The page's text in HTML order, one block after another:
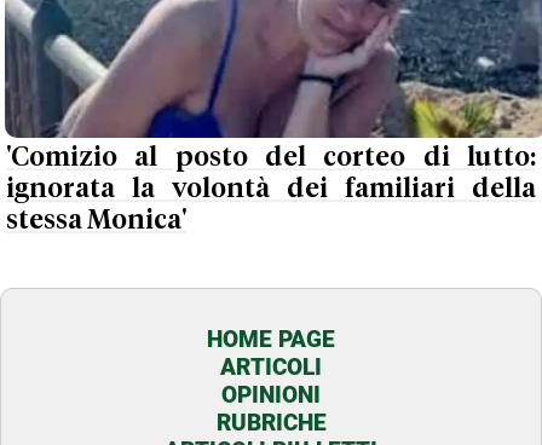
'Comizio al posto del corteo di lutto:
ignorata la volontà dei familiari della
stessa Monica'
HOME PAGE
ARTICOLI
OPINIONI
RUBRICHE